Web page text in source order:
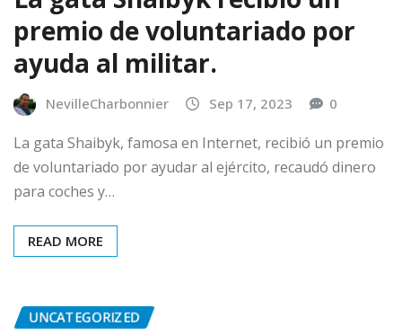
premio de voluntariado por
ayuda al militar.
NevilleCharbonnier Sep 17, 2023 0
La gata Shaibyk, famosa en Internet, recibió un premio
de voluntariado por ayudar al ejército, recaudó dinero
para coches y…
READ MORE
UNCATEGORIZED